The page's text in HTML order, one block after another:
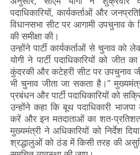
पदाधिकारियों, कार्यकर्ताओं और
वि‍धानसभा सीट पर आगामी उपचुनाव के
की समीक्षा की।
उन्होंने पार्टी कार्यकर्ताओं से चुनाव
योगी ने पार्टी पदाधिकारियों को
कुंदरकी और कटेहरी सीट पर उपचुनाव
भी चुनाव जीता जा सकता है।”
प्रबंधन और पार्टी पदाधिकारियों को
उन्होंने कहा कि बूथ पदाधिकारी
करें और इन मतदाताओं का शत-
मुख्यमंत्री ने अधिकारियों को निर्देश
श्रद्धालुओं को ठंड में किसी तरह की